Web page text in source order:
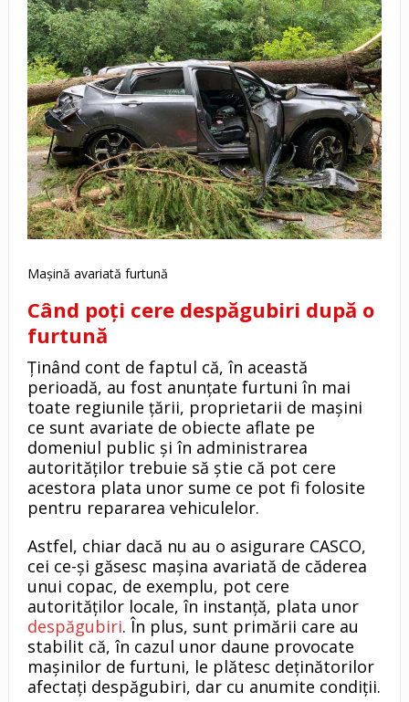
Mașină avariată furtună
Când poți cere despăgubiri după o
furtună
Ținând cont de faptul că, în această
perioadă, au fost anunțate furtuni în mai
toate regiunile țării, proprietarii de mașini
ce sunt avariate de obiecte aflate pe
domeniul public și în administrarea
autorităților trebuie să știe că pot cere
acestora plata unor sume ce pot fi folosite
pentru repararea vehiculelor.
Astfel, chiar dacă nu au o asigurare CASCO,
cei ce-și găsesc mașina avariată de căderea
unui copac, de exemplu, pot cere
autorităților locale, în instanță, plata unor
despăgubiri. În plus, sunt primării care au
stabilit că, în cazul unor daune provocate
mașinilor de furtuni, le plătesc deținătorilor
afectați despăgubiri, dar cu anumite condiții.